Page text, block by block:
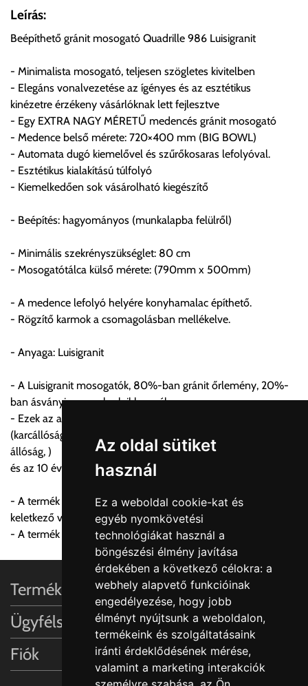
Az oldal sütiket
használ
Ez a weboldal cookie-kat és
egyéb nyomkövetési
technológiákat használ a
böngészési élmény javítása
érdekében a következő célokra: a
webhely alapvető funkcióinak
engedélyezése, hogy jobb
élményt nyújtsunk a weboldalon,
termékeink és szolgáltatásaink
iránti érdeklődésének mérése,
valamint a marketing interakciók
Önnek lehetősége van rendelését a beérkezést követően
ingyenesen átvenni Budapesti Cégcsoportunk Stúdiójában
előre egyeztetett időpontban.
Cím:1133 Budapest, Váci út 100.
Szállítási díjak:
Az oldalunkon rendelés esetén, amennyiben szállítást is kér,
úgy esetenként több lehetőséget ajánl fel a program. Kérjük, a
vásárolt árú figyelembevételével az önnek megfelelő szállítási
költséget válassza ki.
automatikusan nem ajánl fel szállítási költséget, úgy válassza
termék adatait, majd visszaigazolják a szállítás költségét.
Egyes termékek súlyát a program nem ismeri, rendelés esetén
a központ igazolja vissza. Amennyiben a költséget az Ön által
visszaigazolástól számított 24 órán belül a terméket
módosítását.
FIGYELEM!!
KERÁMIA TERMÉKEK SZÁLLÍTATÁSA NEM, VAGY CSAK
A MEGRENDELŐ KIFEJEZETT KÉRÉSÉRE ÉS
FELELŐSSÉGÉRE LEHETSÉGES!!
Egyéb leírások:
Budapesti szállítások:
1, Budapestre kért szállítás esetén az általános szállítás
helyett időre történő extra szállítás kérése is lehetséges
egyedi áron. A szállítás megbeszélt időablakban lehetőség
szerint 1 órás intervallumon belüli pontos időpont
megjelöléssel kérhető munkanapokon 09.00 - 15.00 között.
A költséget a megrendeléskor rendelt termék/termékek,
valamint az ott megadott szállítási cím alapján a központ
számolja, valamint visszaigazolja.
Leírás:
Beépíthető gránit mosogató Quadrille 986 Luisigranit
- Minimalista mosogató, teljesen szögletes kivitelben
- Elegáns vonalvezetése az ígényes és az esztétikus
kinézetre érzékeny vásárlóknak lett fejlesztve
- Egy EXTRA NAGY MÉRETŰ medencés gránit mosogató
- Medence belső mérete: 720×400 mm (BIG BOWL)
- Automata dugó kiemelővel és szűrőkosaras lefolyóval.
- Esztétikus kialakítású túlfolyó
- Kiemelkedően sok vásárolható kiegészítő
- Beépítés: hagyományos (munkalapba felülről)
- Minimális szekrényszükséglet: 80 cm
- Mosogatótálca külső mérete: (790mm x 500mm)
- A medence lefolyó helyére konyhamalac építhető.
- Rögzítő karmok a csomagolásban mellékelve.
- Anyaga: Luisigranit
- A Luisigranit mosogatók, 80%-ban gránit őrlemény, 20%-
ban ásványi anyagok, akril keveréke.
- Ezek az anyagok biztosítják a kimagasló minőséget,
(karcállóság, 220C° hő állóság, könnyű tisztíthatóság, U.V.
állóság, )
és az 10 éves garanciát.
- A termék garanciája nem terjed ki a karbantartás hiányából
keletkező vízkő lerakódás miatti elszíneződésre.
- A termék garanciája nem terjed ki a lefolyó rendszerre.
Termékinformációk
Ügyfélszolgálat
Fiók